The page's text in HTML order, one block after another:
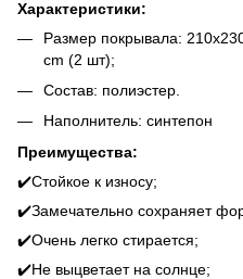
Характеристики:
Размер покрывала:
cm (2 шт);
Состав: полиэстер.
Наполнитель: синтепон
Преимущества:
✔️Стойкое к износу;
✔️Замечательно сохраняет
✔️Очень легко стирается;
✔️Не выцветает на солнце;